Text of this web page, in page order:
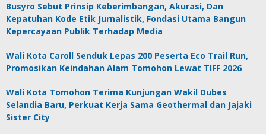
Busyro Sebut Prinsip Keberimbangan, Akurasi, Dan
Kepatuhan Kode Etik Jurnalistik, Fondasi Utama Bangun
Kepercayaan Publik Terhadap Media
Wali Kota Caroll Senduk Lepas 200 Peserta Eco Trail Run,
Promosikan Keindahan Alam Tomohon Lewat TIFF 2026
Wali Kota Tomohon Terima Kunjungan Wakil Dubes
Selandia Baru, Perkuat Kerja Sama Geothermal dan Jajaki
Sister City